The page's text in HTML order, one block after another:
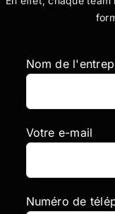
Nom de
Votre e-mail
Numéro de